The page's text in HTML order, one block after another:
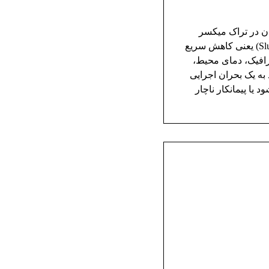
در تراک میکسر
محتوای مقاله افت اسلامپ چیست و چرا برای بتن آماده حیاتی است؟ افت اسلامپ (Slump Loss) یعنی کاهش سریع
دمای محیط،
یک بحران اجرایی
پیمانکار ناچار